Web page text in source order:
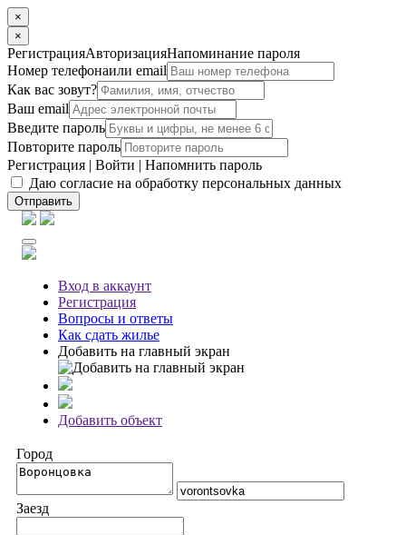
×
×
РегистрацияАвторизацияНапоминание пароля
Номер телефонаили email
Как вас зовут?
Ваш email
Введите пароль
Повторите пароль
Регистрация | Войти | Напомнить пароль
Даю согласие на обработку персональных данных
Отправить
Вход в аккаунт
Регистрация
Вопросы и ответы
Как сдать жилье
Добавить на главный экран
Добавить объект
Город
Заезд